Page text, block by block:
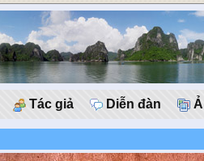
Tác giả Diễn đàn